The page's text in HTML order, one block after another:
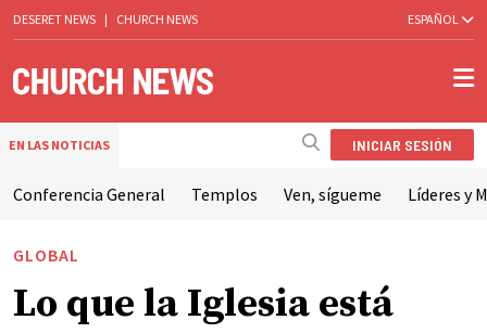
DESERET NEWS | CHURCH NEWS ESPAÑOL
EN LAS NOTICIAS INICIAR SESIÓN
Conferencia General Templos Ven, sígueme Líderes y
GLOBAL
Lo que la Iglesia está